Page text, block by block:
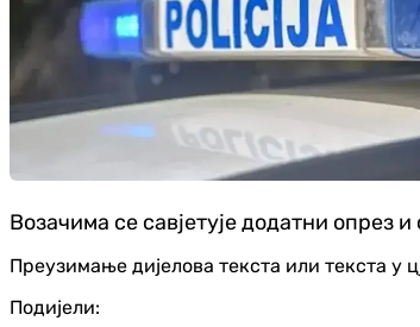
Возачима се савјетује додатни опрез
Преузимање дијелова текста или текста у
Подијели: